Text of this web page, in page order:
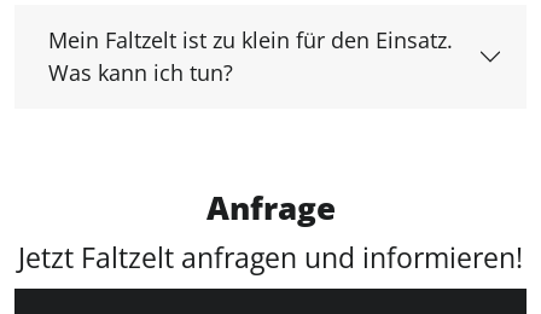
Mein Faltzelt ist zu klein für den Einsatz.
Was kann ich tun?
Anfrage
Jetzt Faltzelt anfragen und informieren!